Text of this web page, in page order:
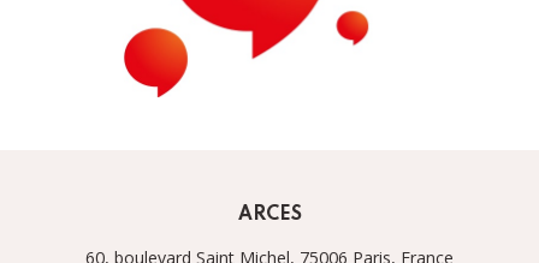
ARCES
60, boulevard Saint Michel, 75006 Paris, France